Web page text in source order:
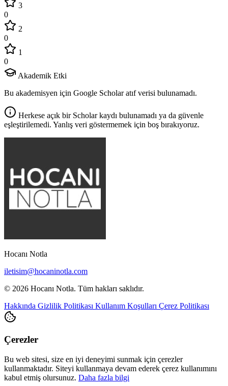
3
0
2
0
1
0
Akademik Etki
Bu akademisyen için Google Scholar atıf verisi bulunamadı.
Herkese açık bir Scholar kaydı bulunamadı ya da güvenle
eşleştirilemedi. Yanlış veri göstermemek için boş bırakıyoruz.
Hocanı Notla
iletisim@hocaninotla.com
© 2026 Hocanı Notla. Tüm hakları saklıdır.
Hakkında Gizlilik Politikası Kullanım Koşulları Çerez Politikası
Çerezler
Bu web sitesi, size en iyi deneyimi sunmak için çerezler
kullanmaktadır. Siteyi kullanmaya devam ederek çerez kullanımını
kabul etmiş olursunuz. Daha fazla bilgi